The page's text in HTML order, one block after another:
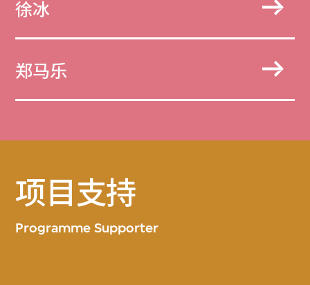
徐冰
郑马乐
项目支持
Programme Supporter